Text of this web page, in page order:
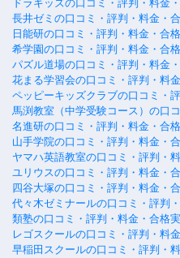
ドラキッズの口コミ・評判・料金
長井ゼミの口コミ・評判・料金・
日能研の口コミ・評判・料金・合
希学園の口コミ・評判・料金・合
パズル道場の口コミ・評判・料金
花まる学習会の口コミ・評判・料
ペッピーキッズクラブの口コミ・
馬渕教室（中学受験コース）の口
名進研の口コミ・評判・料金・合
山手学院の口コミ・評判・料金・
ヤマハ英語教室の口コミ・評判・
ユリウスの口コミ・評判・料金・
四谷大塚の口コミ・評判・料金・
代々木ゼミナールの口コミ・評判
類塾の口コミ・評判・料金・合格
レゴスクールの口コミ・評判・料
早稲田スクールの口コミ・評判・